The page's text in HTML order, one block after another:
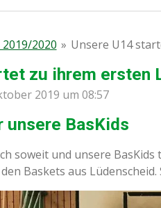
2020 » Unsere U14
zu ihrem ersten
2019 um 08:57
BasKids
soweit und unsere
Baskets aus